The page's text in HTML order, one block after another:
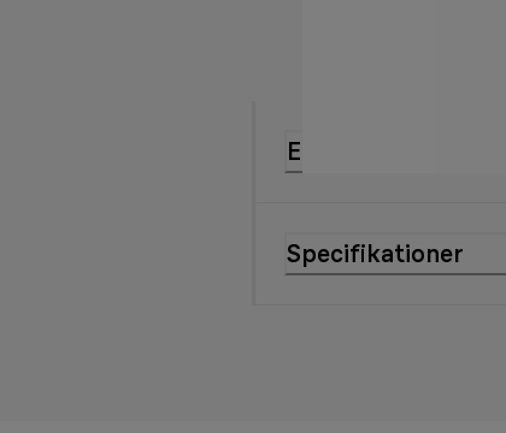
Egenskaper
Specifikationer